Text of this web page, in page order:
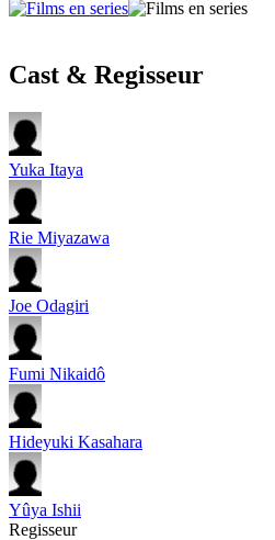
Cast & Regisseur
Yuka Itaya
Rie Miyazawa
Joe Odagiri
Fumi Nikaidô
Hideyuki Kasahara
Yûya Ishii
Regisseur